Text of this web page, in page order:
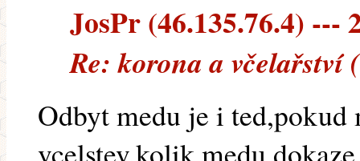
JosPr (46.135.76.4) ---
Re: korona a včelařství
Odbyt medu je i
vcelstev,kolik medu